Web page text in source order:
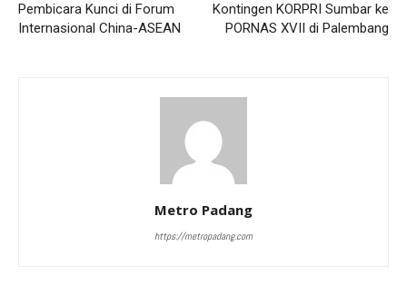
Pembicara Kunci di Forum
Internasional China-ASEAN
Kontingen KORPRI Sumbar ke
PORNAS XVII di Palembang
Metro Padang
https://metropadang.com